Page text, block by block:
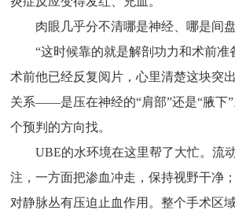
肉眼几乎分不清哪是神经、哪是间盘
“这时候靠的就是解剖功力和术前准
术前他已经反复阅片，心里清楚这块突
关系——是压在神经的“肩部”还是“腋下
个预判的方向找。
UBE的水环境在这里帮了大忙。流
注，一方面把渗血冲走，保持视野干净
对静脉丛有压迫止血作用。整个手术区